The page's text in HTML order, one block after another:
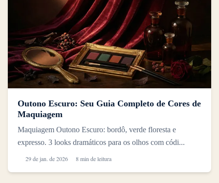
Outono Escuro: Seu Guia Completo de Cores de
Maquiagem
Maquiagem Outono Escuro: bordô, verde floresta e
expresso. 3 looks dramáticos para os olhos com códi...
29 de jan. de 2026 8 min de leitura